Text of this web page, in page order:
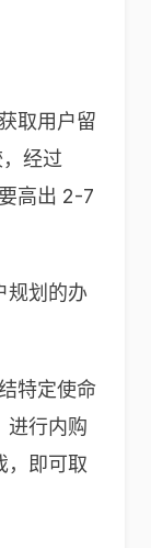
取用户留
经过
高出 2-7
规划的办
特定使命
进行内购
，即可取